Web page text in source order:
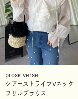
prose verse
シアーストライプVネック
フリルブラウス